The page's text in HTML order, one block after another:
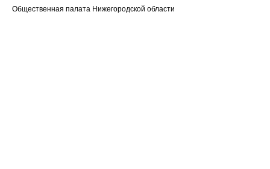
Общественная палата Нижегородской области